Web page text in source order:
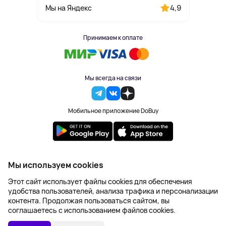
Мы на Яндекс 4,9
Принимаем к оплате
Мы всегда на связи
Мобильное приложение DoBuy
2023-2026 © DoBuy. Все права защищены
Правила обработки персональных данных
Пользовательское соглашение
Оферта
Создание сайта – NetLab
Мы используем cookies
Этот сайт использует файлы cookies для обеспечения
удобства пользователей, анализа трафика и персонализации
контента. Продолжая пользоваться сайтом, вы
соглашаетесь с использованием файлов cookies.